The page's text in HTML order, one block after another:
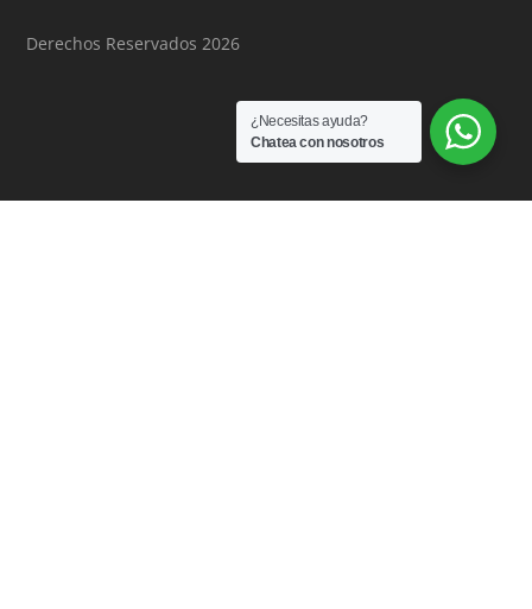
Derechos Reservados 2026
¿Necesitas ayuda?
Chatea con nosotros